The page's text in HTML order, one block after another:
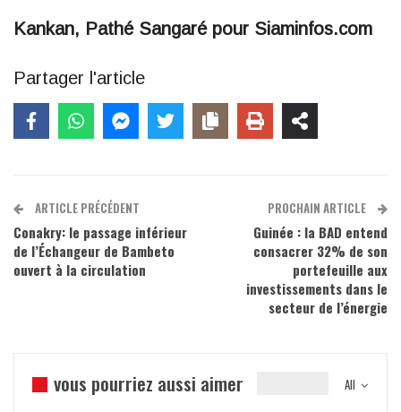
Kankan, Pathé Sangaré pour Siaminfos.com
Partager l'article
ARTICLE PRÉCÉDENT
Conakry: le passage inférieur
de l’Échangeur de Bambeto
ouvert à la circulation
PROCHAIN ARTICLE
Guinée : la BAD entend
consacrer 32% de son
portefeuille aux
investissements dans le
secteur de l’énergie
All
vous pourriez aussi aimer